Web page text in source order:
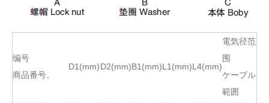
编号
商品番号。
D1(mm)D2(mm)B1(mm)L1(mm)L4(mm)
電気径范
围
ケーブル
範囲